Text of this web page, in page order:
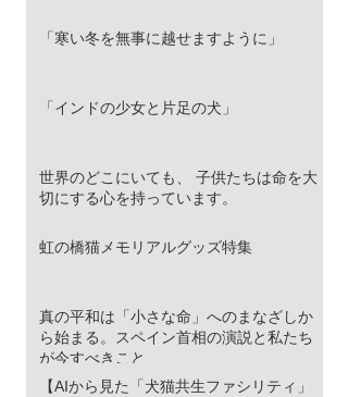
「寒い冬を無事に越せますように」
「インドの少女と片足の犬」
世界のどこにいても、 子供たちは命を大
切にする心を持っています。
虹の橋猫メモリアルグッズ特集
真の平和は「小さな命」へのまなざしか
ら始まる。スペイン首相の演説と私たち
が今すべきこと
【AIから見た「犬猫共生ファシリティ」